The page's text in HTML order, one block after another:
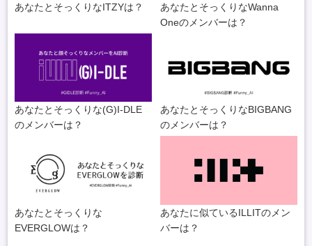
あなたとそっくりなITZYは？
あなたとそっくりなWanna
Oneのメンバーは？
あなたとそっくりな(G)I-DLE
のメンバーは？
あなたとそっくりなBIGBANG
のメンバーは？
あなたとそっくりな
EVERGLOWは？
あなたに似ているILLITのメン
バーは？